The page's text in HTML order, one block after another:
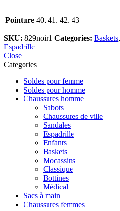
Pointure 40, 41, 42, 43
SKU: 829noir1 Categories: Baskets,
Espadrille
Close
Categories
Soldes pour femme
Soldes pour homme
Chaussures homme
Sabots
Chaussures de ville
Sandales
Espadrille
Enfants
Baskets
Mocassins
Classique
Bottines
Médical
Sacs à main
Chaussures femmes